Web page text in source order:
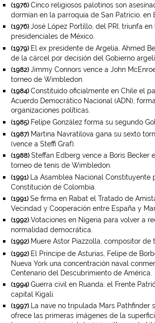
(1976)Cinco religiosos palotinos son
dormían en la parroquia de San Patricio, en
(1976)José López Portillo, del PRI, triunfa
presidenciales de México.
(1979)El ex presidente de Argelia, Ahmed
de la cárcel por decisión del Gobierno
(1982)Jimmy Connors vence a John
torneo de Wimbledon.
(1984)Constituído oficialmente en Chile el
Acuerdo Democrático Nacional (ADN),
organizaciones políticas.
(1985)Felipe González forma su segundo
(1987)Martina Navratilova gana su sexto
(vence a Steffi Graf).
(1988)Steffan Edberg vence a Boris Becker
torneo de tenis de Wimbledon.
(1991)La Asamblea Nacional Constituyente
Constitución de Colombia.
(1991)Se firma en Rabat el Tratado de
Vecindad y Cooperación entre España y
(1992)Votaciones en Nigeria para volver a
normalidad democrática.
(1992)Muere Astor Piazzolla, compositor de
(1992)El Príncipe de Asturias, Felipe de
Nueva York una concentración naval
Centenario del Descubrimiento de América.
(1994)Guerra civil en Ruanda: el Frente
capital Kigali.
(1997)La nave no tripulada Mars Pathfinder
ofrece las primeras imágenes de la